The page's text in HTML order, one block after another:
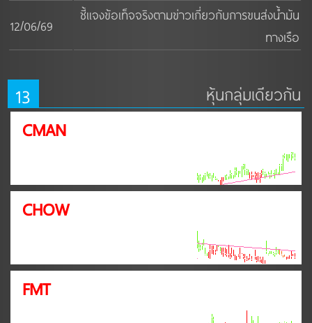
12/06/69
ชี้แจงข้อเท็จจริงตามข่าวเกี่ยวกับการขนส่งน้ำมัน
ทางเรือ
13 หุ้นกลุ่มเดียวกัน
CMAN
CHOW
FMT